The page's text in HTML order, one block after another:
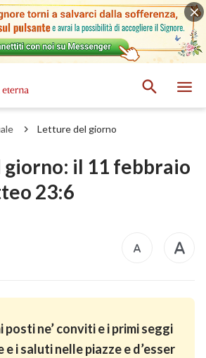
Letture del giorno
il 11 febbraio
23:6
posti ne’ conviti e i primi seggi
i saluti nelle piazze e d’esser